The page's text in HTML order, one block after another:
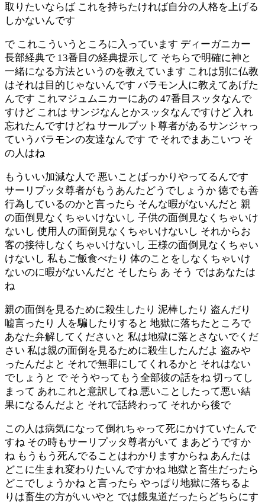
取りたいならば これを持ちたければ自分の人格を上げる
しかないんです
で これこういうところに入っています ディーガニカー
長部経典で 13番目の経典提示して そちらで明確に神と
一緒になる方法というのを教えています これは別に仏教
はそれは目的じゃないんです バラモン人に教えてあげた
んです これマジュムニカーにあの 47番目スッタなんで
すけど これは サンジなんとかスッタなんですけど 入れ
忘れたんですけどね サールプット尊者があるサンジャっ
ていうバラモンの友達なんです で それでまあこいつ そ
の人はね
もういい加減な人で 悪いことばっかりやってるんです
サーリプッタ尊者がもうあんたどうでしょうか 徳でも善
行為しているのかと言ったら そんな暇がないんだと 親
の面倒見なくちゃいけないし 子供の面倒見なくちゃいけ
ないし 使用人の面倒見なくちゃいけないし それからお
客の接待しなくちゃいけないし 王様の面倒見なくちゃい
けないし 私もご飯食べたり 体のことをしなくちゃいけ
ないのに暇がないんだと そしたら あ そう ではあなたは
ね
親の面倒を見るために殺生したり 泥棒したり 盗んだり
嘘言ったり 人を騙したりすると 地獄に落ちたところで
あなた弁解してくださいと 私は地獄に落とさないでくだ
さい 私は親の面倒を見るために殺生したんだよ 盗みや
ったんだよと それで無罪にしてくれるかと それはない
でしょうと で そうやってもう全部彼の話をね 切ってし
まって あれこれと意訳してね 悪いことしたって悪い結
果になるんだよと それで話終わって それから後で
この人は病気になって倒れちゃって死にかけていたんで
すね その時もサーリプッタ尊者がいて まあどうですか
ね もうもう死んでることはわかりますからね あんたは
どこに生まれ変わりたいんですかね 地獄と畜生だったら
どこでしょうかね と言ったら やっぱり地獄に落ちるよ
りは畜生の方がいいやと では餓鬼道だったらどちらにす